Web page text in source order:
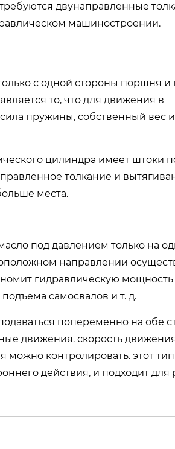
двунаправленные
машиностроении.
с одной стороны поршня и
то, что для движения в
пружины, собственный вес
цилиндра имеет штоки
толкание и
места.
под давлением только на
направлении
гидравлическую
самосвалов и т. д.
попеременно на обе
движения. скорость
можно контролировать. этот
действия, и подходит для